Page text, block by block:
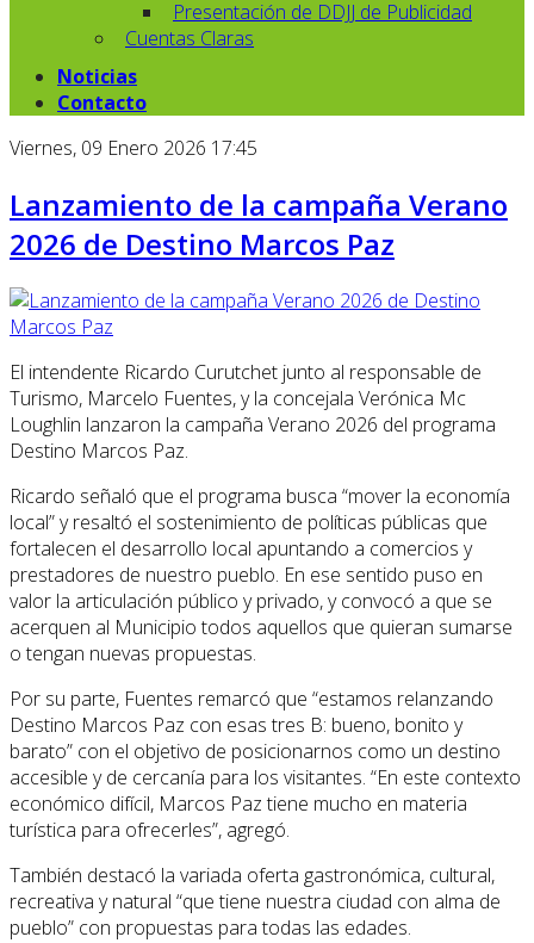
Presentación de DDJJ de Publicidad
Cuentas Claras
Noticias
Contacto
Viernes, 09 Enero 2026 17:45
Lanzamiento de la campaña Verano
2026 de Destino Marcos Paz
El intendente Ricardo Curutchet junto al responsable de
Turismo, Marcelo Fuentes, y la concejala Verónica Mc
Loughlin lanzaron la campaña Verano 2026 del programa
Destino Marcos Paz.
Ricardo señaló que el programa busca “mover la economía
local” y resaltó el sostenimiento de políticas públicas que
fortalecen el desarrollo local apuntando a comercios y
prestadores de nuestro pueblo. En ese sentido puso en
valor la articulación público y privado, y convocó a que se
acerquen al Municipio todos aquellos que quieran sumarse
o tengan nuevas propuestas.
Por su parte, Fuentes remarcó que “estamos relanzando
Destino Marcos Paz con esas tres B: bueno, bonito y
barato” con el objetivo de posicionarnos como un destino
accesible y de cercanía para los visitantes. “En este contexto
económico difícil, Marcos Paz tiene mucho en materia
turística para ofrecerles”, agregó.
También destacó la variada oferta gastronómica, cultural,
recreativa y natural “que tiene nuestra ciudad con alma de
pueblo” con propuestas para todas las edades.